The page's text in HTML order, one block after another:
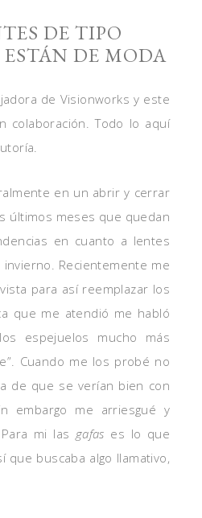
DE TIPO
DE MODA
de Visionworks y este
colaboración. Todo lo aquí
en un abrir y cerrar
últimos meses que quedan
en cuanto a lentes
Recientemente me
para así reemplazar los
que me atendió me habló
espejuelos mucho más
Cuando me los probé no
de que se verían bien con
embargo me arriesgué y
mi las gafas es lo que
que buscaba algo llamativo,